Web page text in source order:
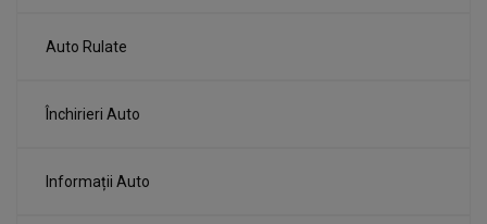
Auto Rulate
Închirieri Auto
Informații Auto